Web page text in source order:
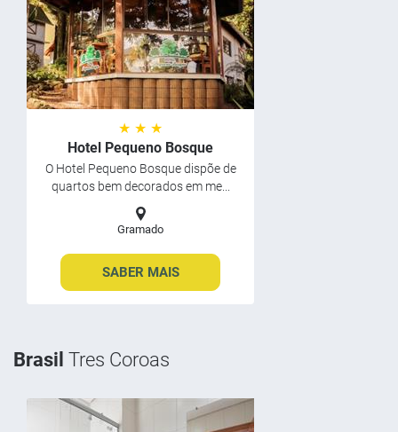
★ ★ ★
Hotel Pequeno Bosque
O Hotel Pequeno Bosque dispõe de
quartos bem decorados em me...
Gramado
SABER MAIS
Brasil Tres Coroas